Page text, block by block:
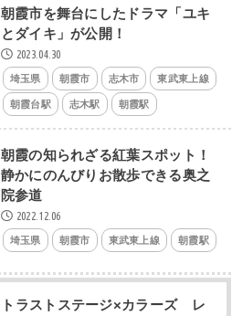
朝霞市を舞台にしたドラマ「ユキ
とダイキ」が公開！
2023.04.30
埼玉県 朝霞市 志木市 東武東上線
朝霞台駅 志木駅 朝霞駅
朝霞の知られざる紅葉スポット！
静かにのんびりお散歩できる奥之
院参道
2022.12.06
埼玉県 朝霞市 東武東上線 朝霞駅
トラストステージ×カラーズ レ